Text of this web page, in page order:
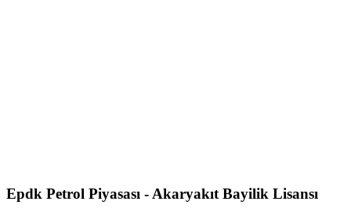
Epdk Petrol Piyasası - Akaryakıt Bayilik Lisansı